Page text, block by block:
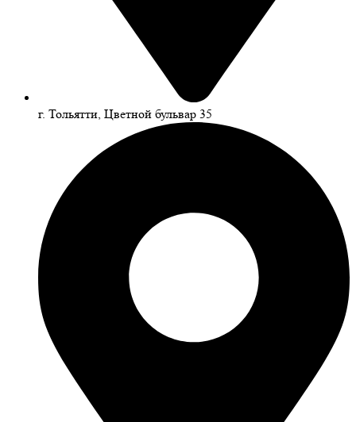
г. Тольятти, Цветной бульвар 35